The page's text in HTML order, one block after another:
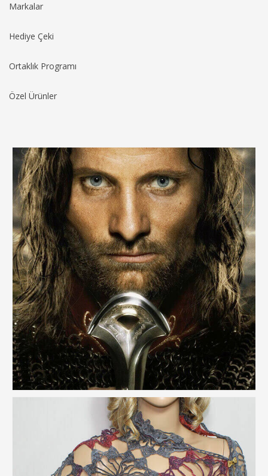
Markalar
Hediye Çeki
Ortaklık Programı
Özel Ürünler